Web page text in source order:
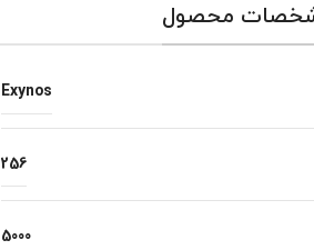
محصول
Exynos
256
5000